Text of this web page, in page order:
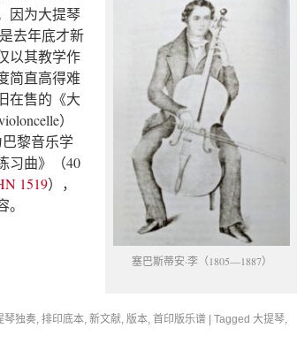
塞巴斯蒂安·李（1805—1887）
因为大提琴
去年底才新
以其教学作
简直高得难
在售的《大
）
黎音乐学
习曲》（40
1519），
琴独奏, 排印底本, 新文献, 版本, 首印版乐谱 Tagged 大提琴,